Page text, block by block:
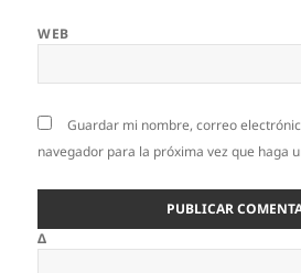
WEB
Guardar mi nombre, correo
navegador para la próxima vez que haga
Δ